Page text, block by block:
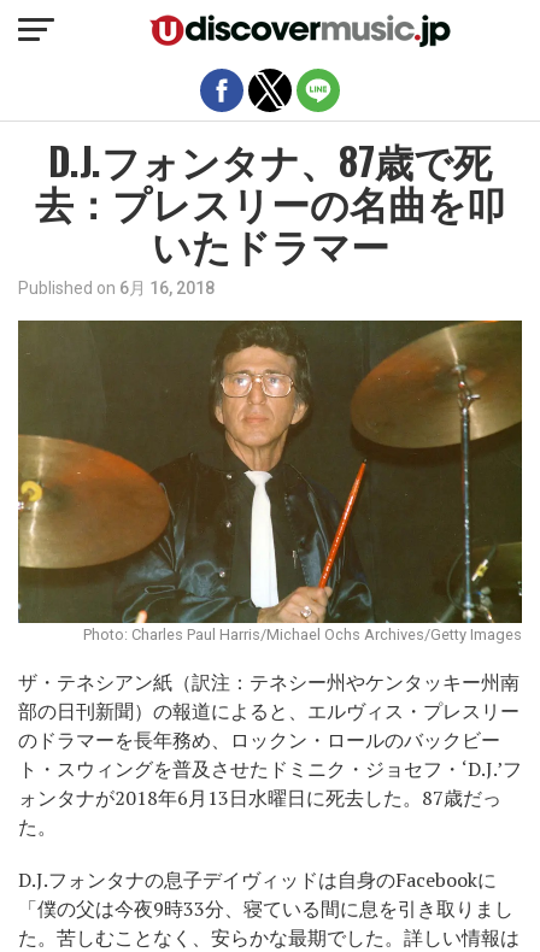
D.J.フォンタナ、87歳で死
去：プレスリーの名曲を叩
いたドラマー
Published on 6月 16, 2018
Photo: Charles Paul Harris/Michael Ochs Archives/Getty Images
ザ・テネシアン紙（訳注：テネシー州やケンタッキー州南
部の日刊新聞）の報道によると、エルヴィス・プレスリー
のドラマーを長年務め、ロックン・ロールのバックビー
ト・スウィングを普及させたドミニク・ジョセフ・‘D.J.’フ
ォンタナが2018年6月13日水曜日に死去した。87歳だっ
た。
D.J.フォンタナの息子デイヴィッドは自身のFacebookに
「僕の父は今夜9時33分、寝ている間に息を引き取りまし
た。苦しむことなく、安らかな最期でした。詳しい情報は
モバイルバージョンを終了